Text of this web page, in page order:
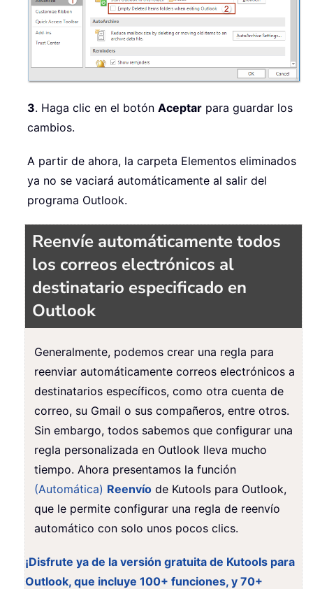
3. Haga clic en el botón Aceptar para guardar los
cambios.
A partir de ahora, la carpeta Elementos eliminados
ya no se vaciará automáticamente al salir del
programa Outlook.
Reenvíe automáticamente todos
los correos electrónicos al
destinatario especificado en
Outlook
Generalmente, podemos crear una regla para
reenviar automáticamente correos electrónicos a
destinatarios específicos, como otra cuenta de
correo, su Gmail o sus compañeros, entre otros.
Sin embargo, todos sabemos que configurar una
regla personalizada en Outlook lleva mucho
tiempo. Ahora presentamos la función
(Automática) Reenvío de Kutools para Outlook,
que le permite configurar una regla de reenvío
automático con solo unos pocos clics.
¡Disfrute ya de la versión gratuita de Kutools para
Outlook, que incluye 100+ funciones, y 70+